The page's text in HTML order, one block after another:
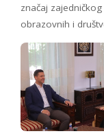
značaj
obrazovnih i